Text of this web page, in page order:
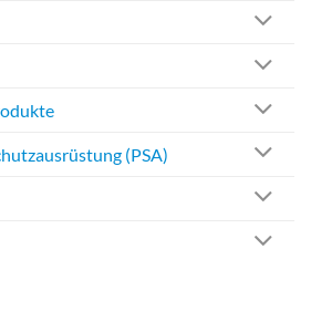
(PSA)